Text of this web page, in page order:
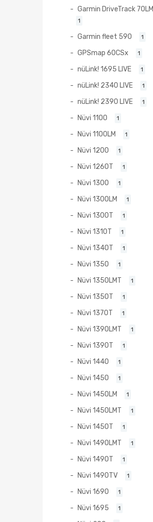
Garmin DriveTrack 70LM
1
Garmin fleet 590 1
GPSmap 60CSx 1
nüLink! 1695 LIVE 1
nüLink! 2340 LIVE 1
nüLink! 2390 LIVE 1
Nüvi 1100 1
Nüvi 1100LM 1
Nüvi 1200 1
Nüvi 1260T 1
Nüvi 1300 1
Nüvi 1300LM 1
Nüvi 1300T 1
Nüvi 1310T 1
Nüvi 1340T 1
Nüvi 1350 1
Nüvi 1350LMT 1
Nüvi 1350T 1
Nüvi 1370T 1
Nüvi 1390LMT 1
Nüvi 1390T 1
Nüvi 1440 1
Nüvi 1450 1
Nüvi 1450LM 1
Nüvi 1450LMT 1
Nüvi 1450T 1
Nüvi 1490LMT 1
Nüvi 1490T 1
Nüvi 1490TV 1
Nüvi 1690 1
Nüvi 1695 1